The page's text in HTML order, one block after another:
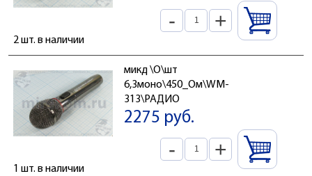
- +
2 шт. в наличии
микд \O\шт
6,3моно\450_Ом\WM-
313\РАДИО
2275 руб.
- +
1 шт. в наличии